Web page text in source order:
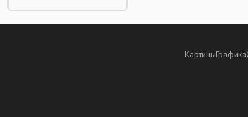
КартиныГрафика